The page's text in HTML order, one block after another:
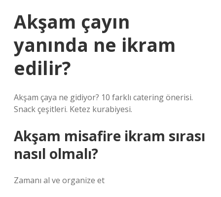
Akşam çayın
yanında ne ikram
edilir?
Akşam çaya ne gidiyor? 10 farklı catering önerisi.
Snack çeşitleri. Ketez kurabiyesi.
Akşam misafire ikram sırası
nasıl olmalı?
Zamanı al ve organize et